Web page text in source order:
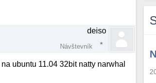
deiso
Návštevník
ubuntu 11.04 32bit natty narwhal